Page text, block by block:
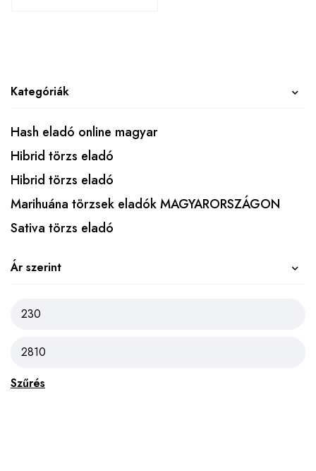
Kategóriák
Hash eladó online magyar
Hibrid törzs eladó
Hibrid törzs eladó
Marihuána törzsek eladók MAGYARORSZÁGON
Sativa törzs eladó
Ár szerint
Szűrés